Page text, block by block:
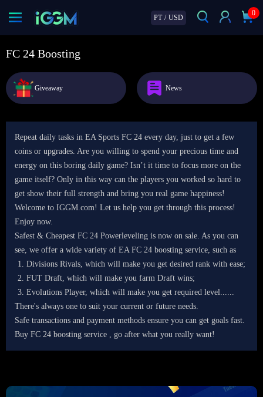
PT / USD
0
FC 24 Boosting
Giveaway News
Repeat daily tasks in EA Sports FC 24 every day, just to get a few
coins or upgrades. Are you willing to spend your precious time and
energy on this boring daily game? Isn’t it time to focus more on the
game itself? Only in this way can the players you worked so hard to
get show their full strength and bring you real game happiness!
Welcome to IGGM.com! Let us help you get through this process!
Enjoy now.
Safest & Cheapest FC 24 Powerleveling is now on sale. As you can
see, we offer a wide variety of EA FC 24 boosting service, such as
Divisions Rivals, which will make you get desired rank with ease;
FUT Draft, which will make you farm Draft wins;
Evolutions Player, which will make you get required level......
There's always one to suit your current or future needs.
Safe transactions and payment methods ensure you can get goals fast.
Buy FC 24 boosting service , go after what you really want!